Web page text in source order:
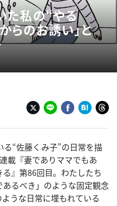
た私の“やる
らのお誘い」と
“佐藤くみ子”の日常を描
載『妻でありママでもあ
』第86回目。わたしたち
るべき」のような固定観念
うな日常に埋もれている